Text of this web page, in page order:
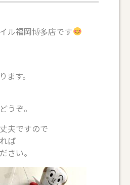
ル福岡博多店です
ます。
うぞ。
夫ですので
ば
さい。